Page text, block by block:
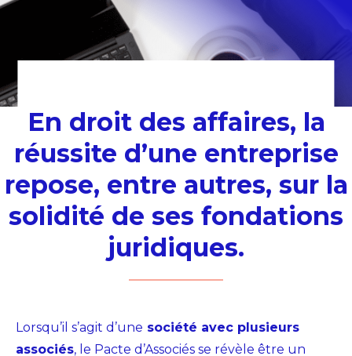
En droit des affaires, la
réussite d’une entreprise
repose, entre autres, sur la
solidité de ses fondations
juridiques.
Lorsqu’il s’agit d’une société avec plusieurs
associés, le Pacte d’Associés se révèle être un